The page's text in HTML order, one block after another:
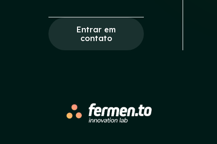
Entrar em
contato